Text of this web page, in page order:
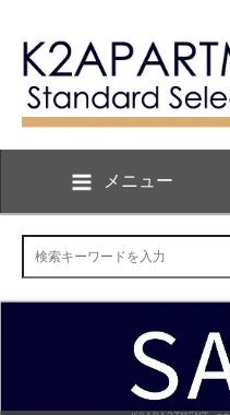
メニュー